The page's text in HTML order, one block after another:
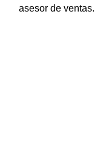
asesor de ventas.